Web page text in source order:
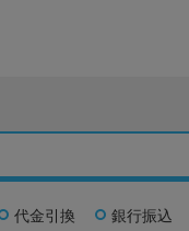
代金引換 銀行振込